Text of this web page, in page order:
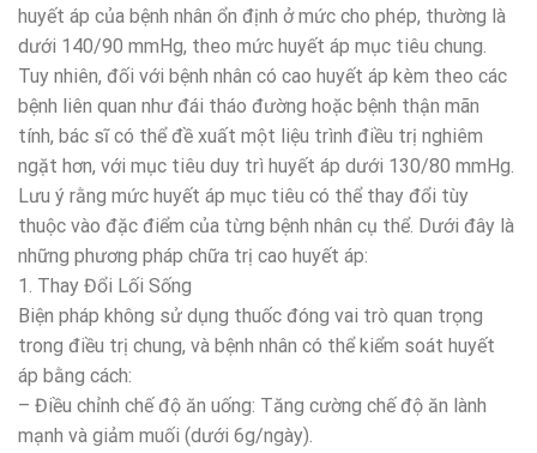
huyết áp của bệnh nhân ổn định ở mức cho phép, thường là
dưới 140/90 mmHg, theo mức huyết áp mục tiêu chung.
Tuy nhiên, đối với bệnh nhân có cao huyết áp kèm theo các
bệnh liên quan như đái tháo đường hoặc bệnh thận mãn
tính, bác sĩ có thể đề xuất một liệu trình điều trị nghiêm
ngặt hơn, với mục tiêu duy trì huyết áp dưới 130/80 mmHg.
Lưu ý rằng mức huyết áp mục tiêu có thể thay đổi tùy
thuộc vào đặc điểm của từng bệnh nhân cụ thể. Dưới đây là
những phương pháp chữa trị cao huyết áp:
1. Thay Đổi Lối Sống
Biện pháp không sử dụng thuốc đóng vai trò quan trọng
trong điều trị chung, và bệnh nhân có thể kiểm soát huyết
áp bằng cách:
– Điều chỉnh chế độ ăn uống: Tăng cường chế độ ăn lành
mạnh và giảm muối (dưới 6g/ngày).